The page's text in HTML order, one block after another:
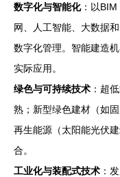
数字化与智能化：以BIM
网、人工智能、大数据
数字化管理。智能建造
实际应用。
绿色与可持续技术 ：超
熟；新型绿色建材（如
再生能源（太阳能光伏
合。
工业化与装配式技术 ：